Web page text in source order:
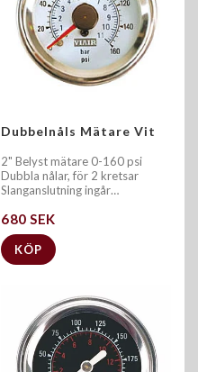
Dubbelnåls Mätare Vit
2" Belyst mätare 0-160 psi
Dubbla nålar, för 2 kretsar
Slanganslutning ingår…
680 SEK
KÖP